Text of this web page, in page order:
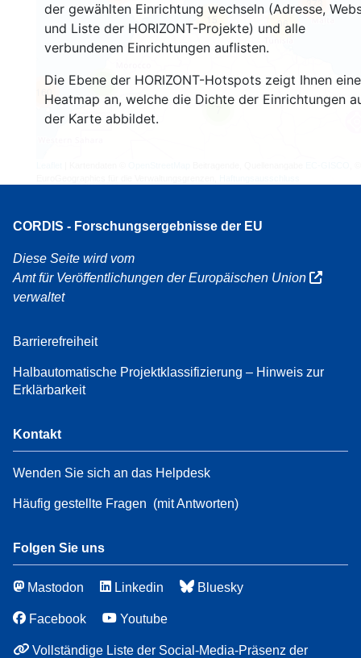
der gewählten Einrichtung wechseln (Adresse,
und Liste der HORIZONT-Projekte) und alle
verbundenen Einrichtungen auflisten.
Die Ebene der HORIZONT-Hotspots zeigt Ihnen eine
Heatmap an, welche die Dichte der Einrichtungen
der Karte abbildet.
3
160
96
CORDIS - Forschungsergebnisse der EU
Diese Seite wird vom
Amt für Veröffentlichungen der Europäischen Union
verwaltet
Barrierefreiheit
Halbautomatische Projektklassifizierung – Hinweis zur
Erklärbarkeit
Kontakt
Wenden Sie sich an das Helpdesk
Häufig gestellte Fragen (mit Antworten)
Folgen Sie uns
Mastodon Linkedin Bluesky
Facebook Youtube
Vollständige Liste der Social-Media-Präsenz der